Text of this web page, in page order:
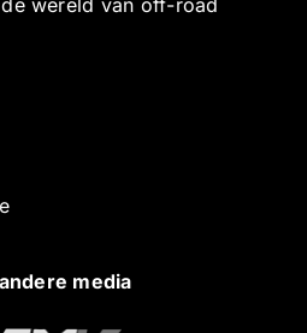
wereld van off-road
media